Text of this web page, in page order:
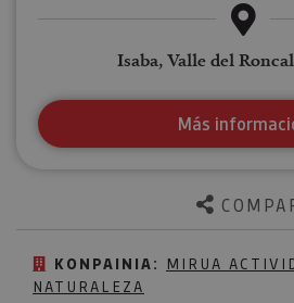
KONPAINIA:
MIRUA
NATURALEZA
Isaba, Valle del
Más